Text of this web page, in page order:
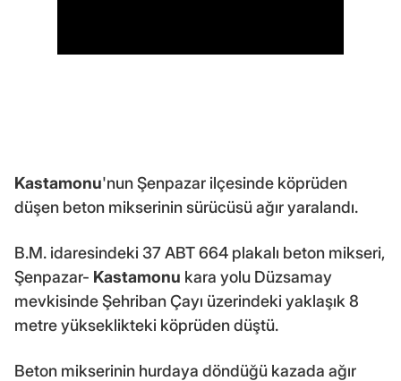
Kastamonu'nun Şenpazar ilçesinde köprüden
düşen beton mikserinin sürücüsü ağır yaralandı.
B.M. idaresindeki 37 ABT 664 plakalı beton mikseri,
Şenpazar- Kastamonu kara yolu Düzsamay
mevkisinde Şehriban Çayı üzerindeki yaklaşık 8
metre yükseklikteki köprüden düştü.
Beton mikserinin hurdaya döndüğü kazada ağır